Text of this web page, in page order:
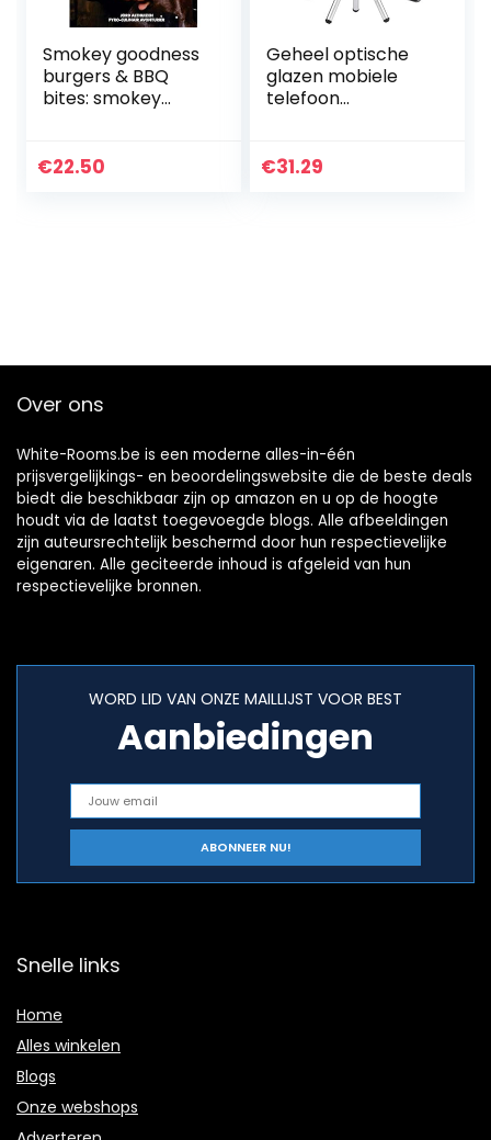
Smokey goodness
burgers & BBQ
bites: smokey
€22.50
Geheel optische
glazen mobiele
telefoon
draagbaar 40×60
€31.29
Over ons
White-Rooms.be is een moderne alles-in-één
prijsvergelijkings- en beoordelingswebsite die de beste deals
biedt die beschikbaar zijn op amazon en u op de hoogte
houdt via de laatst toegevoegde blogs. Alle afbeeldingen
zijn auteursrechtelijk beschermd door hun respectievelijke
eigenaren. Alle geciteerde inhoud is afgeleid van hun
respectievelijke bronnen.
WORD LID VAN ONZE MAILLIJST VOOR BEST
Aanbiedingen
Snelle links
Home
Alles winkelen
Blogs
Onze webshops